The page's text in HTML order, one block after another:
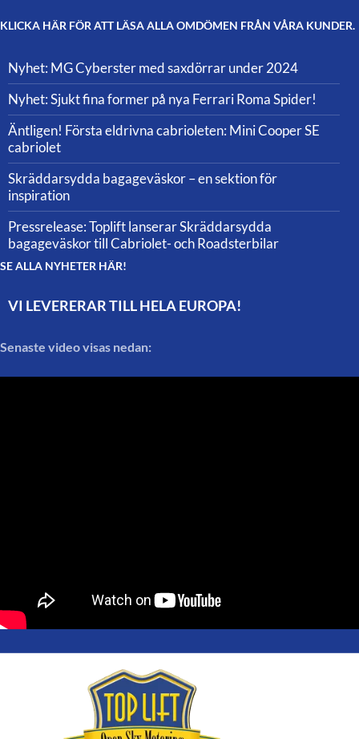
KLICKA HÄR FÖR ATT LÄSA ALLA OMDÖMEN FRÅN VÅRA KUNDER.
Nyhet: MG Cyberster med saxdörrar under 2024
Nyhet: Sjukt fina former på nya Ferrari Roma Spider!
Äntligen! Första eldrivna cabrioleten: Mini Cooper SE
cabriolet
Skräddarsydda bagageväskor – en sektion för
inspiration
Pressrelease: Toplift lanserar Skräddarsydda
bagageväskor till Cabriolet- och Roadsterbilar
SE ALLA NYHETER HÄR!
VI LEVERERAR TILL HELA EUROPA!
Senaste video visas nedan: